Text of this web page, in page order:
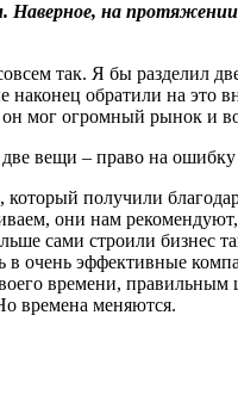
на протяжении
так. Я бы разделил
наконец обратили на
мог огромный рынок и
вещи – право на
получили
они нам
сами строили бизнес
в очень эффективные
времени,
времена меняются.